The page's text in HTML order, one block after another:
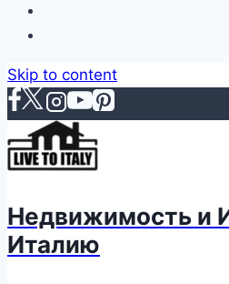
Skip to content
Недвижимость и
Италию